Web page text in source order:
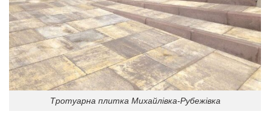
Тротуарна плитка Михайлівка-Рубежівка